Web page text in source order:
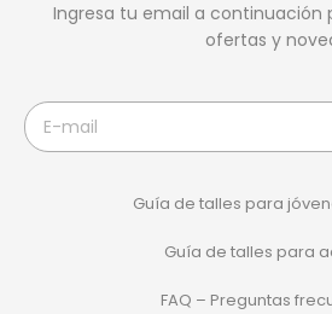
Ingresa tu email a continuación
ofertas y
Guía de talles para
Guía de talles para
FAQ – Preguntas